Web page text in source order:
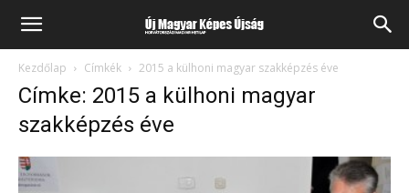
Kezdőlap Címkék 2015 a külhoni magyar szakképzés éve
Címke: 2015 a külhoni magyar
szakképzés éve